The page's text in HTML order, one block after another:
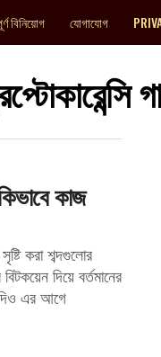
বিনিয়োগ যোগাযোগ
কাজ
করা শব্দগুলোর
দিয়ে বর্তমানের
এর আগে